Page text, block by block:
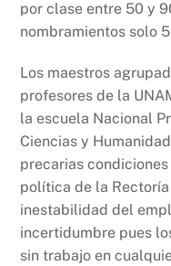
por clase entre 50 y
nombramientos solo
Los maestros
profesores de la
la escuela Nacional
Ciencias y
precarias
política de la
inestabilidad del
incertidumbre pues
sin trabajo en